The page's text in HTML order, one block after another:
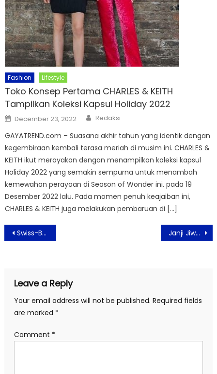
Fashion Lifestyle
Toko Konsep Pertama CHARLES & KEITH
Tampilkan Koleksi Kapsul Holiday 2022
Posted
on
December 23, 2022 Author
Redaksi
GAYATREND.com – Suasana akhir tahun yang identik dengan
kegembiraan kembali terasa meriah di musim ini. CHARLES &
KEITH ikut merayakan dengan menampilkan koleksi kapsul
Holiday 2022 yang semakin sempurna untuk menambah
kemewahan perayaan di Season of Wonder ini. pada 19
Desember 2022 lalu. Pada momen penuh keajaiban ini,
CHARLES & KEITH juga melakukan pembaruan di […]
Post
navigation
Swiss-Belhotel Serpong Bersama APSAI Adakan Kegiatan Peduli Kasih Jumat Berkah Janji Jiwa X OATSIDE Kenalkan Tiga Varian Menu Baru Minuman Sehat
Leave a Reply
Your email address will not be published. Required fields
are marked *
Comment *